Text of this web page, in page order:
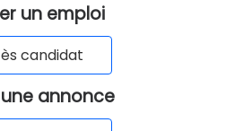
un emploi
candidat
annonce